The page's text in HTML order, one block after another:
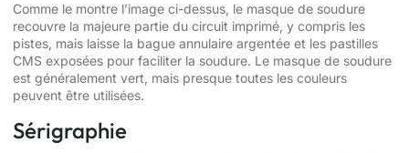
Comme le montre l’image ci-dessus, le masque de soudure
recouvre la majeure partie du circuit imprimé, y compris les
pistes, mais laisse la bague annulaire argentée et les pastilles
CMS exposées pour faciliter la soudure. Le masque de soudure
est généralement vert, mais presque toutes les couleurs
peuvent être utilisées.
Sérigraphie